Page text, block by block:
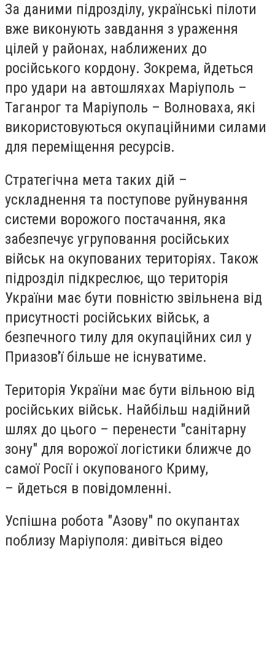
За даними підрозділу, українські пілоти
вже виконують завдання з ураження
цілей у районах, наближених до
російського кордону. Зокрема, йдеться
про удари на автошляхах Маріуполь –
Таганрог та Маріуполь – Волноваха, які
використовуються окупаційними силами
для переміщення ресурсів.
Стратегічна мета таких дій –
ускладнення та поступове руйнування
системи ворожого постачання, яка
забезпечує угруповання російських
військ на окупованих територіях. Також
підрозділ підкреслює, що територія
України має бути повністю звільнена від
присутності російських військ, а
безпечного тилу для окупаційних сил у
Приазов'ї більше не існуватиме.
Територія України має бути вільною від
російських військ. Найбільш надійний
шлях до цього – перенести "санітарну
зону" для ворожої логістики ближче до
самої Росії і окупованого Криму,
– йдеться в повідомленні.
Успішна робота "Азову" по окупантах
поблизу Маріуполя: дивіться відео